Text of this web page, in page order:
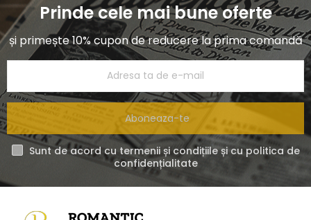
Prinde cele mai bune oferte
și primește 10% cupon de reducere la prima comandă
Aboneaza-te
Sunt de acord cu termenii și condițiile și cu politica de
confidențialitate